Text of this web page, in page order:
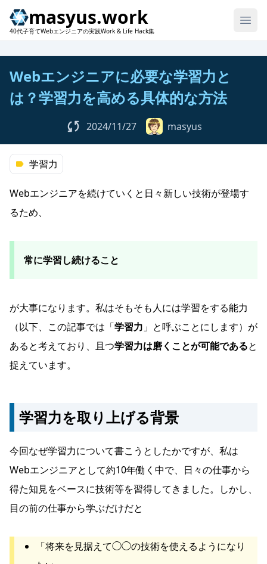
masyus.work
40代子育てWebエンジニアの実践Work & Life Hack集
Webエンジニアに必要な学習力と
は？学習力を高める具体的な方法
2024/11/27 masyus
学習力
Webエンジニアを続けていくと日々新しい技術が登場す
るため、
常に学習し続けること
が大事になります。私はそもそも人には学習をする能力
（以下、この記事では「学習力 」と呼ぶことにします）が
あると考えており、且つ学習力は磨くことが可能であると
捉えています。
学習力を取り上げる背景
今回なぜ学習力について書こうとしたかですが、私は
Webエンジニアとして約10年働く中で、日々の仕事から
得た知見をベースに技術等を習得してきました。しかし、
目の前の仕事から学ぶだけだと
「将来を見据えて◯◯の技術を使えるようになり